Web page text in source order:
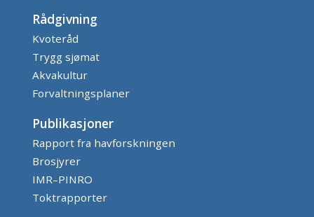
Rådgivning
Kvoteråd
Trygg sjømat
Akvakultur
Forvaltningsplaner
Publikasjoner
Rapport fra havforskningen
Brosjyrer
IMR–PINRO
Toktrapporter